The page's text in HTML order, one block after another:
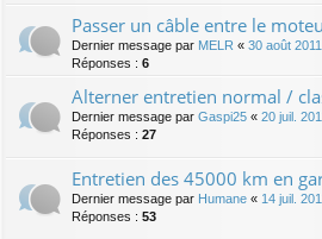
Passer un câble entre le
Dernier message par MELR « 30 août
Réponses : 6
Alterner entretien normal /
Dernier message par Gaspi25 « 20 juil.
Réponses : 27
Entretien des 45000 km en
Dernier message par Humane « 14 juil.
Réponses : 53